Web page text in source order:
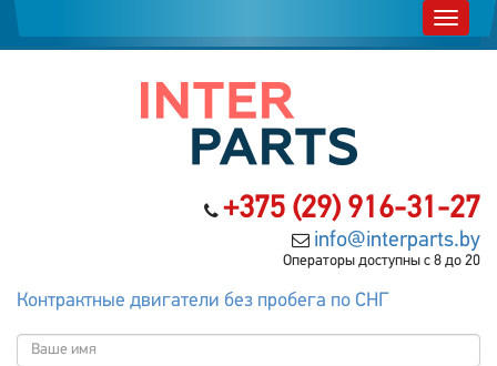
+375 (29) 916-31-27
info@interparts.by
Операторы доступны с 8 до 20
Контрактные двигатели без пробега по СНГ